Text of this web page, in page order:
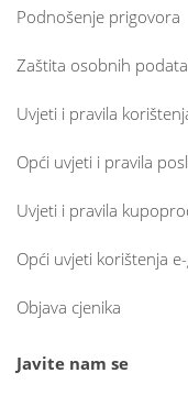
Podnošenje prigovora
Zaštita osobnih
Uvjeti i pravila
Opći uvjeti i pravila
Uvjeti i pravila
Opći uvjeti korištenja
Objava cjenika
Javite nam se